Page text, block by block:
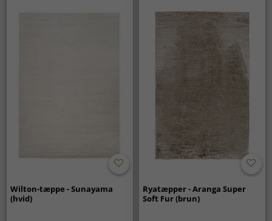
Wilton-tæppe - Sunayama
(hvid)
Ryatæpper - Aranga Super
Soft Fur (brun)